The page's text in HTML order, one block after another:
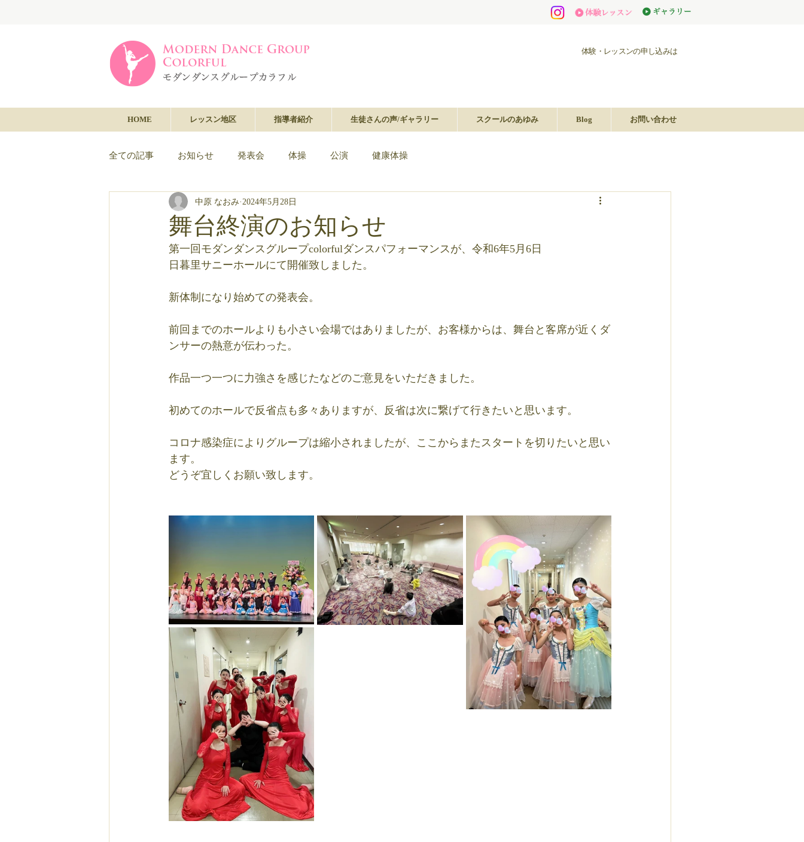
体験・レッスンの申し込みは
HOME レッスン地区 指導者紹介 生徒さんの声/ギャラリー スクールのあゆみ Blog お問い合わせ
全ての記事 お知らせ 発表会 体操 公演 健康体操
舞台終演のお知らせ
中原 なおみ 2024年5月28日
第一回モダンダンスグループcolorfulダンスパフォーマンスが、令和6年5月6日
日暮里サニーホールにて開催致しました。
新体制になり始めての発表会。
前回までのホールよりも小さい会場ではありましたが、お客様からは、舞台と客席が近くダ
ンサーの熱意が伝わった。
作品一つ一つに力強さを感じたなどのご意見をいただきました。
初めてのホールで反省点も多々ありますが、反省は次に繋げて行きたいと思います。
コロナ感染症によりグループは縮小されましたが、ここからまたスタートを切りたいと思い
ます。
どうぞ宜しくお願い致します。